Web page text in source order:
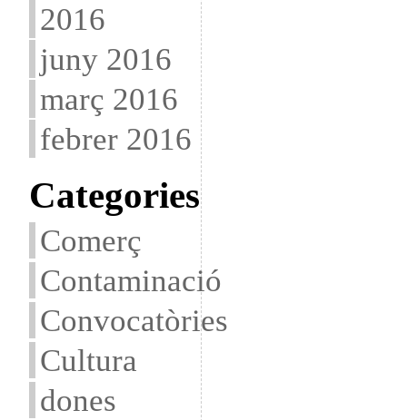
2016
juny 2016
març 2016
febrer 2016
Categories
Comerç
Contaminació
Convocatòries
Cultura
dones